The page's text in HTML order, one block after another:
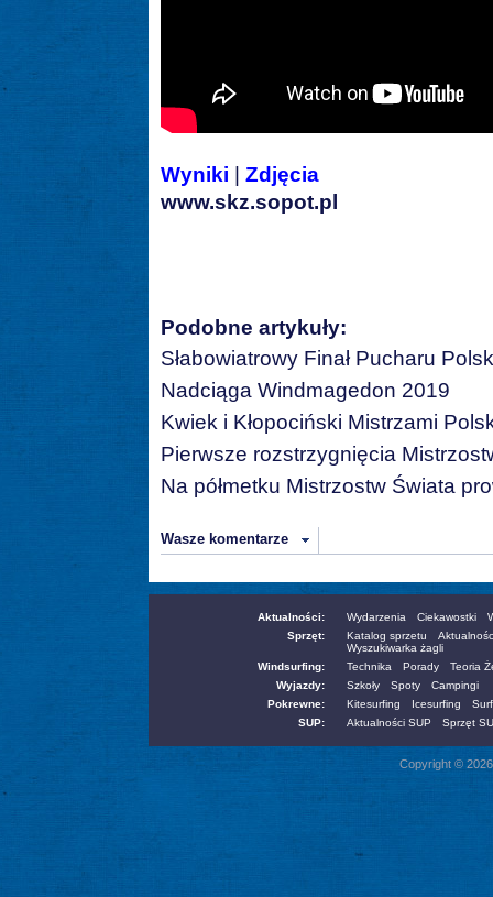
Wyniki
Zdjęcia
www.skz.sopot.pl
Podobne artykuły:
Słabowiatrowy Finał Pucharu
Nadciąga Windmagedon 2019
Kwiek i Kłopociński Mistrzami
Pierwsze rozstrzygnięcia
Na półmetku Mistrzostw Świata
Wasze komentarze
Aktualności: Wydarzenia Ciekawostki
Sprzęt:
Katalog sprzetu
Wyszukiwarka żagli
Windsurfing:
Technika Porady
Teoria
Wyjazdy:
Szkoły Spoty
Campingi
Pokrewne:
Kitesurfing Icesurfing
SUP:
Aktualności SUP Sprzęt
Copyright ©